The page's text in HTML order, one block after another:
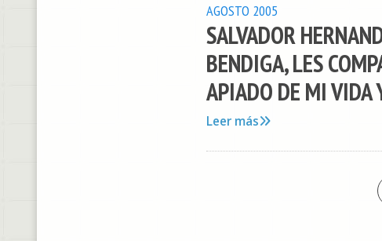
AGOSTO 2005
SALVADOR
BENDIGA, LES
APIADO DE MI VIDA
Leer más